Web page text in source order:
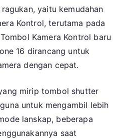
yaitu kemudahan
Kontrol, terutama pada
Kamera Kontrol baru
16 dirancang untuk
dengan cepat.
mirip tombol shutter
untuk mengambil lebih
lanskap, beberapa
saat